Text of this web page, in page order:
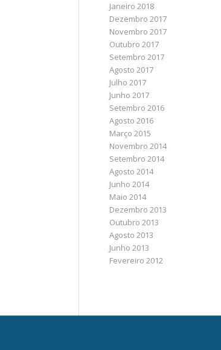
Janeiro 2018
Dezembro 2017
Novembro 2017
Outubro 2017
Setembro 2017
Agosto 2017
Julho 2017
Junho 2017
Setembro 2016
Agosto 2016
Março 2015
Novembro 2014
Setembro 2014
Agosto 2014
Junho 2014
Maio 2014
Dezembro 2013
Outubro 2013
Agosto 2013
Junho 2013
Fevereiro 2012